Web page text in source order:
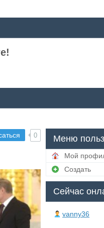
0 Меню
Мой
Создать
Сейчас
vanny36